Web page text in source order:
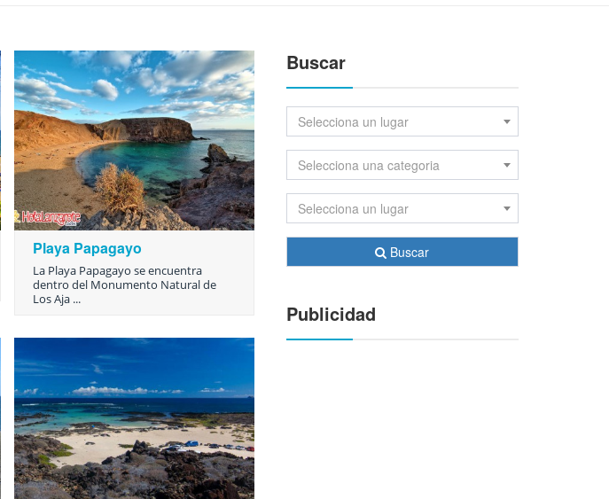
Playa Papagayo
La Playa Papagayo se encuentra
dentro del Monumento Natural de
Los Aja ...
Buscar
Selecciona un lugar
Selecciona una categoria
Selecciona un lugar
Buscar
Publicidad